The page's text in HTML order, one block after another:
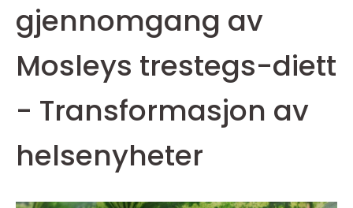
gjennomgang av
Mosleys trestegs-diett
- Transformasjon av
helsenyheter